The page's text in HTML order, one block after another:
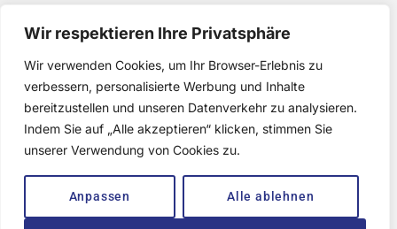
Wir respektieren Ihre Privatsphäre
Wir verwenden Cookies, um Ihr Browser-Erlebnis zu
verbessern, personalisierte Werbung und Inhalte
bereitzustellen und unseren Datenverkehr zu analysieren.
Indem Sie auf „Alle akzeptieren“ klicken, stimmen Sie
unserer Verwendung von Cookies zu.
Anpassen Alle ablehnen
+ 49 170 3846587
gsbau2019@outlook.com
Fruchtbahnhofstr 15 68159 Mannheim
Copyright © 2025 GS Bau GmbH All rights reserved. | Powered by